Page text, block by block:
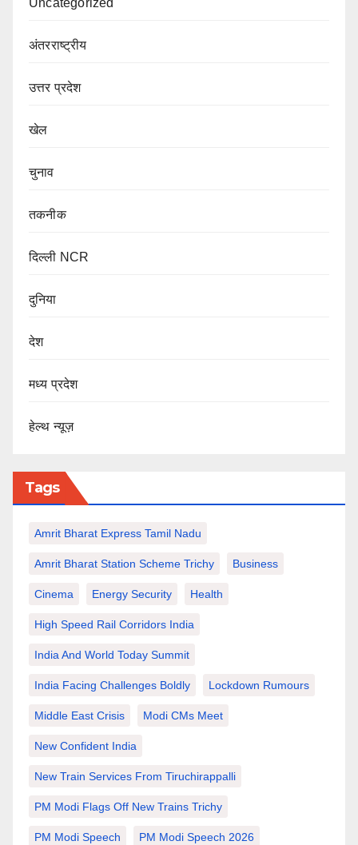
Uncategorized
अंतरराष्ट्रीय
उत्तर प्रदेश
खेल
चुनाव
तकनीक
दिल्ली NCR
दुनिया
देश
मध्य प्रदेश
हेल्थ न्यूज़
Tags
Amrit Bharat Express Tamil Nadu
Amrit Bharat Station Scheme Trichy Business
Cinema Energy Security Health
High Speed Rail Corridors India
India And World Today Summit
India Facing Challenges Boldly Lockdown Rumours
Middle East Crisis Modi CMs Meet
New Confident India
New Train Services From Tiruchirappalli
PM Modi Flags Off New Trains Trichy
PM Modi Speech PM Modi Speech 2026